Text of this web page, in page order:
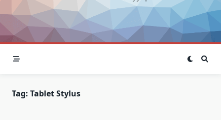
Tag: Tablet Stylus